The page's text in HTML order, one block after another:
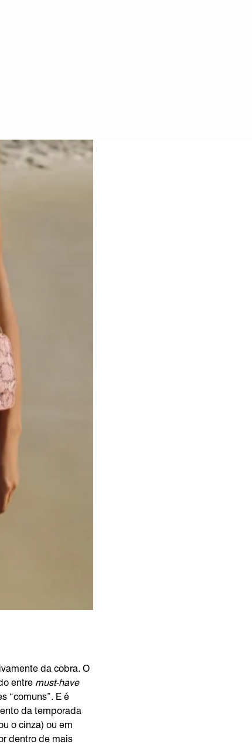
da cobra. O
entre must-have
“comuns”. E é
da temporada
o cinza) ou em
dentro de mais